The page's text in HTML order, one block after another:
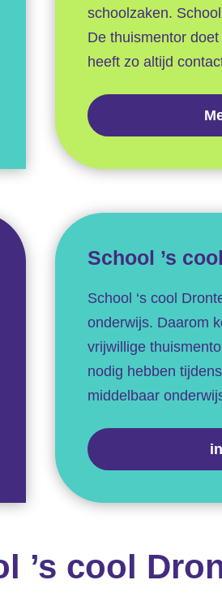
schoolzaken.
De thuismentor
heeft zo altijd
School ’s
School ‘s cool
onderwijs. Daarom
vrijwillige
nodig hebben
middelbaar
’s cool